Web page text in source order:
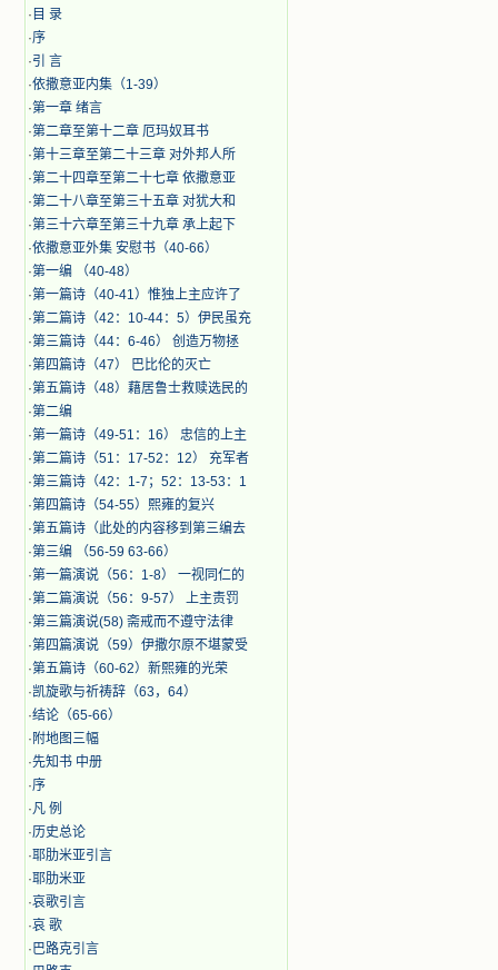
· 目 录
·序
·引 言
·​依撒意亚内集（1-39）
·第一章 绪言
·第二章至第十二章 厄玛奴耳书
·第十三章至第二十三章 对外邦人所
·第二十四章至第二十七章 依撒意亚
·第二十八章至第三十五章 对犹大和
·第三十六章至第三十九章 承上起下
·依撒意亚外集 安慰书（40-66）
·第一编 （40-48）
·第一篇诗（40-41）惟独上主应许了
·第二篇诗（42：10-44：5）伊民虽充
·第三篇诗（44：6-46） 创造万物拯
·第四篇诗（47） 巴比伦的灭亡
·第五篇诗（48）藉居鲁士救赎选民的
·第二编
·第一篇诗（49-51：16） 忠信的上主
·第二篇诗（51：17-52：12） 充军者
·第三篇诗（42：1-7；52：13-53：1
·第四篇诗（54-55）熙雍的复兴
·第五篇诗（此处的内容移到第三编去
·第三编 （56-59 63-66）
·第一篇演说（56：1-8） 一视同仁的
·第二篇演说（56：9-57） 上主责罚
·第三篇演说(58) 斋戒而不遵守法律
·第四篇演说（59）伊撒尔原不堪蒙受
·第五篇诗（60-62）新熙雍的光荣
·凯旋歌与祈祷辞（63，64）
·结论（65-66）
· 附地图三幅
·先知书 中册
·序
·凡 例
·历史总论
·耶肋米亚引言
·耶肋米亚
·哀歌引言
·哀 歌
·巴路克引言